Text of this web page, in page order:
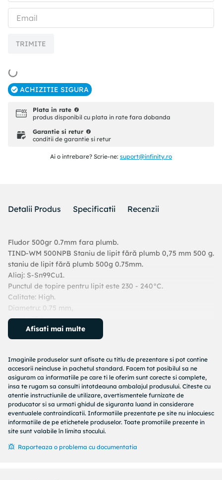
TRIMITE
ACHIZITIE SIGURA
Plata in rate
produs disponibil cu plata in rate fara dobanda
Garantie si retur
conditii de garantie si retur
Ai o intrebare? Scrie-ne: suport@infinity.ro
Detalii Produs Specificatii Recenzii
Fludor 500gr 0.7mm fara plumb.
TIND-WM 500NPB Staniu de lipit fără plumb 0,75 mm 500 g.
staniu de lipit fără plumb 500g 0.75mm.
Aliaj: S-Sn99Cu1.
Punctul de topire pentru lipit este 230 - 240°C.
Calitate: High.
Diametru: 0.75 mm,
Staniu:99 %,
Plumb:0 %,
Cupru: 1%,
Flux: Fluitin 1532.
.
Afisati mai multe
Imaginile produselor sunt afisate cu titlu de prezentare si pot contine
accesorii neincluse in pachetul standard. Facem tot posibilul sa ne
asiguram ca informatiile pe care ti le oferim sunt corecte si complete,
insa te rugam sa consulti intotdeauna ambalajul produsului. Citeste cu
atentie instructiunile de utilizare, avertismentele furnizate de
producator si sa urmati ghidul de siguranta luand in considerare
eventualele contraindicatii. Informatiile prezentate pe site nu inlocuiesc
informatiile de pe etichetele produselor. Toate promotiile prezente in
site sunt valabile în limita stocului.
Raporteaza o problema cu documentatia